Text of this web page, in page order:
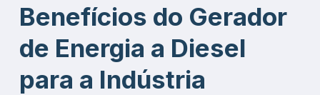
Benefícios do Gerador
de Energia a Diesel
para a Indústria